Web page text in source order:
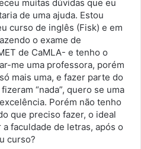
muitas dúvidas que eu
de uma ajuda. Estou
curso de inglês (Fisk) e em
o exame de
de CaMLA- e tenho o
me uma professora, porém
mais uma, e fazer parte do
“nada”, quero se uma
Porém não tenho
que preciso fazer, o ideal
faculdade de letras, após o
curso?